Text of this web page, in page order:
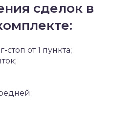
сделок в
от 1 пункта;